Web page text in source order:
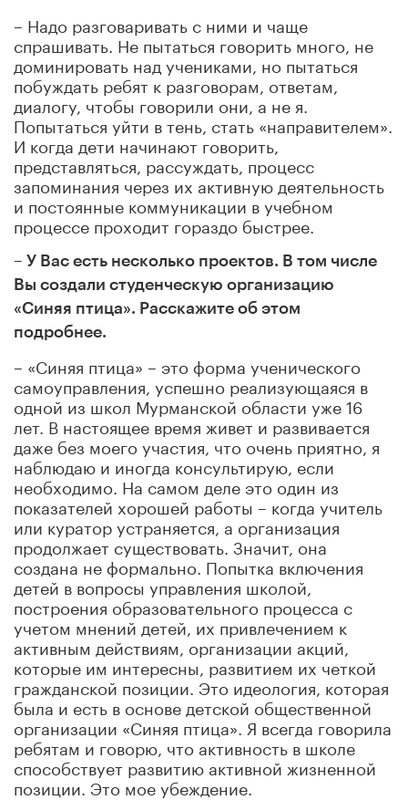
– Надо разговаривать с ними и чаще
спрашивать. Не пытаться говорить много, не
доминировать над учениками, но пытаться
побуждать ребят к разговорам, ответам,
диалогу, чтобы говорили они, а не я.
Попытаться уйти в тень, стать «направителем».
И когда дети начинают говорить,
представляться, рассуждать, процесс
запоминания через их активную деятельность
и постоянные коммуникации в учебном
процессе проходит гораздо быстрее.
– У Вас есть несколько проектов. В том числе
Вы создали студенческую организацию
«Синяя птица». Расскажите об этом
подробнее.
– «Синяя птица» – это форма ученического
самоуправления, успешно реализующаяся в
одной из школ Мурманской области уже 16
лет. В настоящее время живет и развивается
даже без моего участия, что очень приятно, я
наблюдаю и иногда консультирую, если
необходимо. На самом деле это один из
показателей хорошей работы – когда учитель
или куратор устраняется, а организация
продолжает существовать. Значит, она
создана не формально. Попытка включения
детей в вопросы управления школой,
построения образовательного процесса с
учетом мнений детей, их привлечением к
активным действиям, организации акций,
которые им интересны, развитием их четкой
гражданской позиции. Это идеология, которая
была и есть в основе детской общественной
организации «Синяя птица». Я всегда говорила
ребятам и говорю, что активность в школе
способствует развитию активной жизненной
позиции. Это мое убеждение.